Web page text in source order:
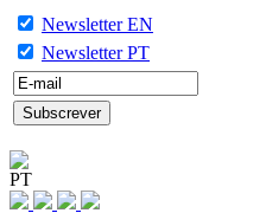
Newsletter EN
Newsletter PT
PT